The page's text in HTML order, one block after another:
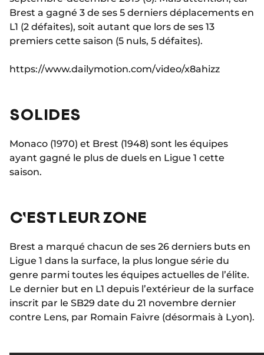
Brest a gagné 3 de ses 5 derniers déplacements en
L1 (2 défaites), soit autant que lors de ses 13
premiers cette saison (5 nuls, 5 défaites).
https://www.dailymotion.com/video/x8ahizz
SOLIDES
Monaco (1970) et Brest (1948) sont les équipes
ayant gagné le plus de duels en Ligue 1 cette
saison.
C'EST LEUR ZONE
Brest a marqué chacun de ses 26 derniers buts en
Ligue 1 dans la surface, la plus longue série du
genre parmi toutes les équipes actuelles de l’élite.
Le dernier but en L1 depuis l’extérieur de la surface
inscrit par le SB29 date du 21 novembre dernier
contre Lens, par Romain Faivre (désormais à Lyon).